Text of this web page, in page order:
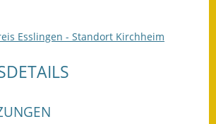
Kreisstraße
Umleitungsplan
Esslingen - Standort Kirchheim